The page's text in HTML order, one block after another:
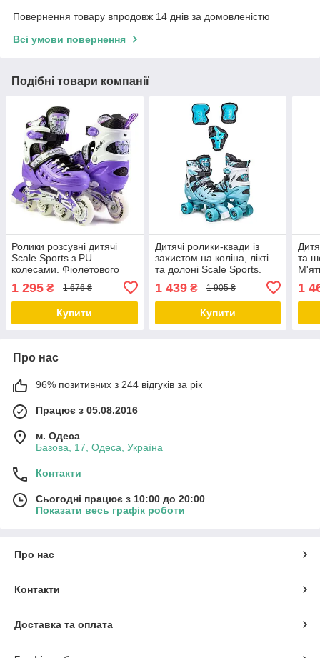
Повернення товару впродовж 14 днів за домовленістю
Всі умови повернення
Подібні товари компанії
Ролики розсувні дитячі
Scale Sports з PU
колесами. Фіолетового
1 295 ₴ 1 676 ₴
Купити
Дитячі ролики-квади із
захистом на коліна, лікті
та долоні Scale Sports.
29-33
1 439₴ 1 905 ₴
Купити
та
33
1
Про нас
96% позитивних з 244 відгуків за рік
Працює з 05.08.2016
м. Одеса
Базова, 17, Одеса, Україна
Контакти
Сьогодні працює з 10:00 до 20:00
Показати весь графік роботи
Про нас
Контакти
Доставка та оплата